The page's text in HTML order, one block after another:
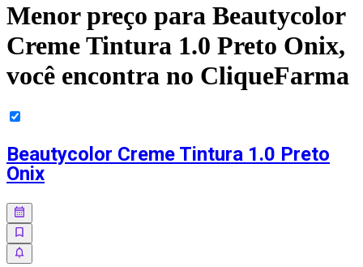
Menor preço para Beautycolor
Creme Tintura 1.0 Preto Onix,
você encontra no CliqueFarma
Beautycolor Creme Tintura 1.0 Preto
Onix